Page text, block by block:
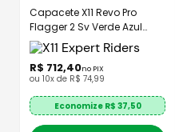
Capacete X11 Revo Pro
Flagger 2 Sv Verde Azul
Fosco
R$ 712,40no PIX
ou 10x de R$ 74,99
Economize R$ 37,50